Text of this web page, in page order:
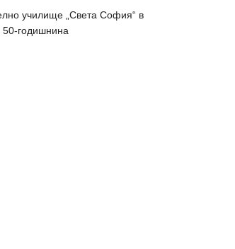
училище „Света София“ в
50-годишнина